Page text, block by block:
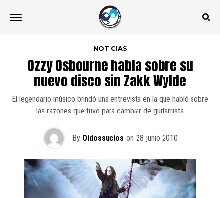
NOTICIAS
Ozzy Osbourne habla sobre su
nuevo disco sin Zakk Wylde
El legendario músico brindó una entrevista en la que habló sobre
las razones que tuvo para cambiar de guitarrista
By Oidossucios on 28 junio 2010